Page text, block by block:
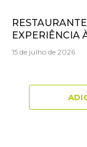
EXPERIÊNCIA
15 de julho de 2026